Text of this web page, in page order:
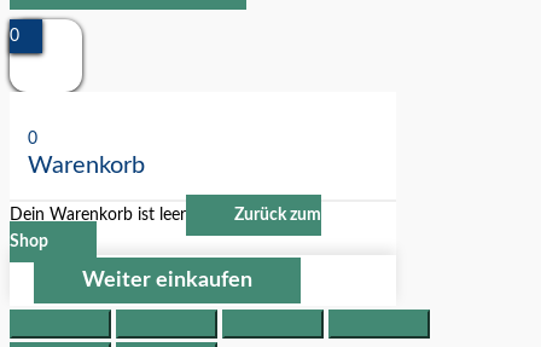
0
0
Warenkorb
Dein Warenkorb ist leer
Zurück zum
Shop
Weiter einkaufen